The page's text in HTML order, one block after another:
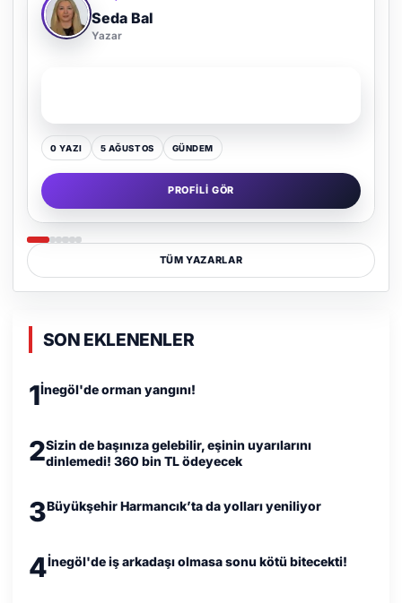
Adem Demir
Yazar
0 YAZI 16 TEMMUZ GÜNDEM
PROFILI GÖR
TÜM YAZARLAR
SON EKLENENLER
1İnegöl'de orman yangını!
2Sizin de başınıza gelebilir, eşinin uyarılarını
dinlemedi! 360 bin TL ödeyecek
3Büyükşehir Harmancık’ta da yolları yeniliyor
4İnegöl'de iş arkadaşı olmasa sonu kötü bitecekti!